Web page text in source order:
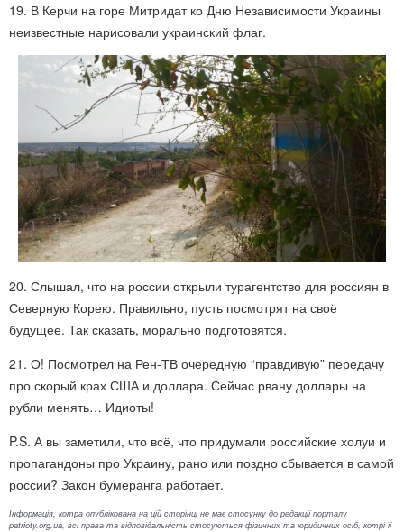
19. В Керчи на горе Митридат ко Дню Независимости Украины
неизвестные нарисовали украинский флаг.
20. Слышал, что на россии открыли турагентство для россиян в
Северную Корею. Правильно, пусть посмотрят на своё
будущее. Так сказать, морально подготовятся.
21. О! Посмотрел на Рен-ТВ очередную “правдивую” передачу
про скорый крах США и доллара. Сейчас рвану доллары на
рубли менять… Идиоты!
P.S. А вы заметили, что всё, что придумали российские холуи и
пропагандоны про Украину, рано или поздно сбывается в самой
россии? Закон бумеранга работает.
Інформація, котра опублікована на цій сторінці не має стосунку до редакції порталу
patrioty.org.ua, всі права та відповідальність стосуються фізичних та юридичних осіб, котрі її